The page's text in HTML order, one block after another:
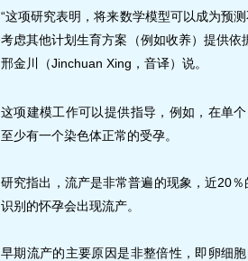
“这项研究表明，将来数学模型可以成为预
考虑其他计划生育方案（例如收养）提供依
邢金川（Jinchuan Xing，音译）说。
这项建模工作可以提供指导，例如，在单
至少有一个染色体正常的受孕。
研究指出，流产是非常普遍的现象，近20
识别的怀孕会出现流产。
早期流产的主要原因是非整倍性，即卵细